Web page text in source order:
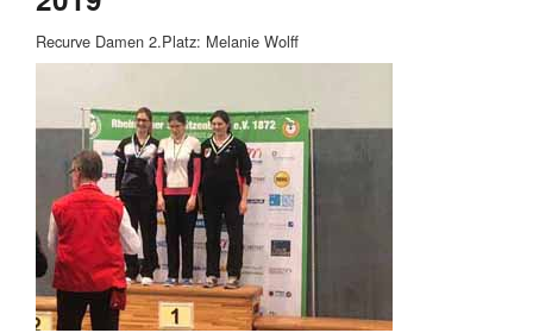
Recurve Damen 2.Platz: Melanie Wolff